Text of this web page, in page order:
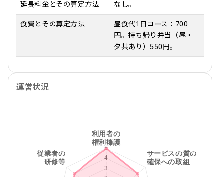
延長料金とその算定方法 なし。
食費とその算定方法
昼食代1日コース：700
円。持ち帰り弁当（昼・
夕共あり）550円。
運営状況